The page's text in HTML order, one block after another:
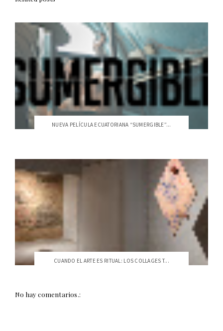
NUEVA PELÍCULA ECUATORIANA “SUMERGIBLE”...
CUANDO EL ARTE ES RITUAL: LOS COLLAGES T...
No hay comentarios.: